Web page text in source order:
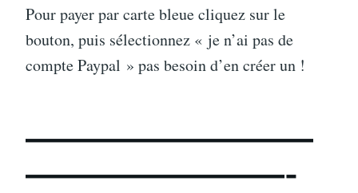
Pour payer par carte bleue cliquez sur le
bouton, puis sélectionnez « je n’ai pas de
compte Paypal » pas besoin d’en créer un !
——————————
—————————-